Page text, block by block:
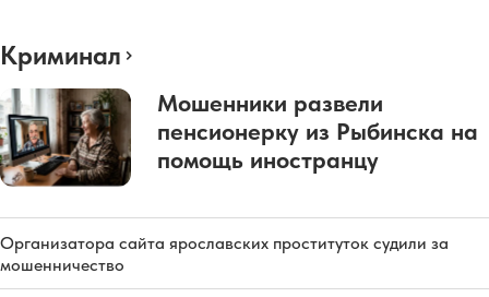
Криминал
Мошенники развели
пенсионерку из Рыбинска на
помощь иностранцу
Организатора сайта ярославских проституток судили за
мошенничество